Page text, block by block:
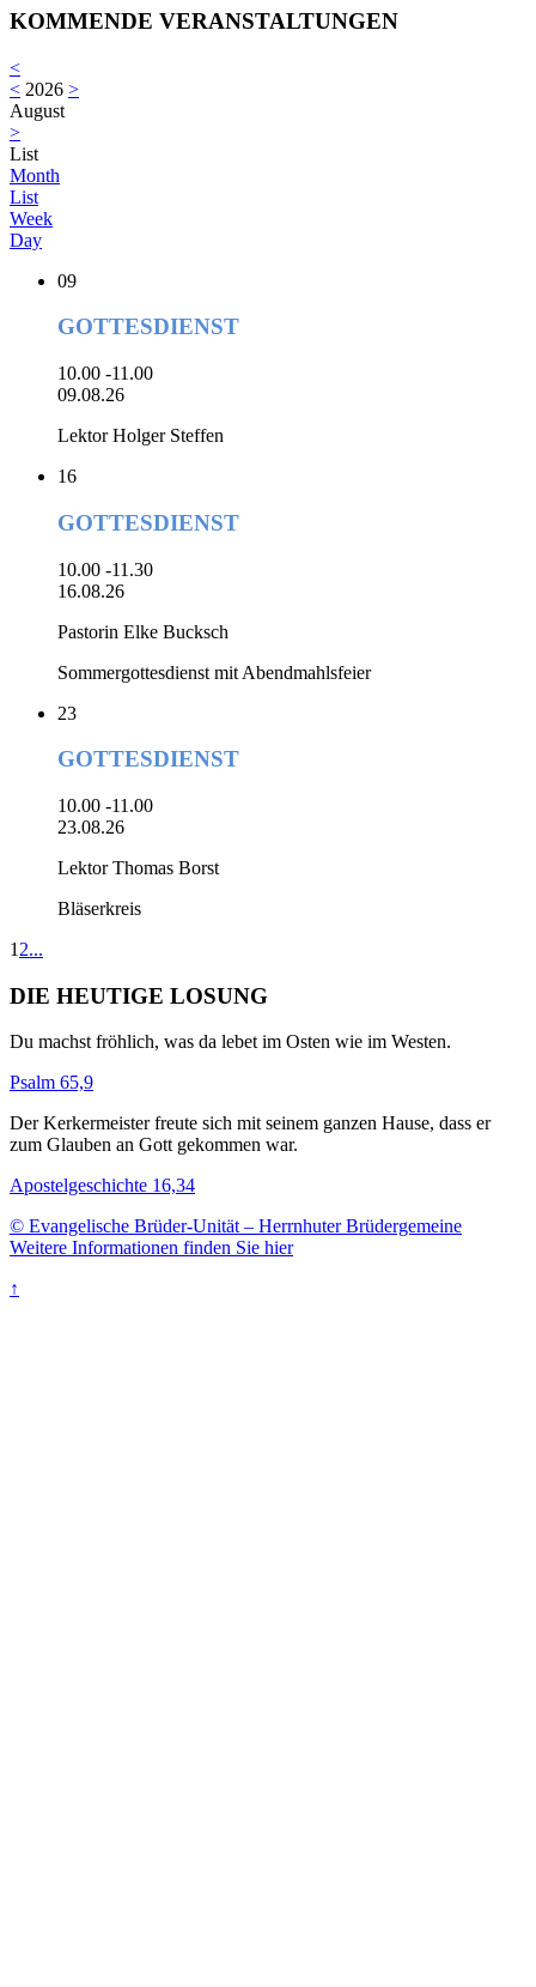
KOMMENDE VERANSTALTUNGEN
<
< 2026 >
August
>
List
Month
List
Week
Day
09
GOTTESDIENST
10.00 -11.00
09.08.26
Lektor Holger Steffen
16
GOTTESDIENST
10.00 -11.30
16.08.26
Pastorin Elke Bucksch
Sommergottesdienst mit Abendmahlsfeier
23
GOTTESDIENST
10.00 -11.00
23.08.26
Lektor Thomas Borst
Bläserkreis
1 2...
DIE HEUTIGE LOSUNG
Du machst fröhlich, was da lebet im Osten wie im Westen.
Psalm 65,9
Der Kerkermeister freute sich mit seinem ganzen Hause, dass er
zum Glauben an Gott gekommen war.
Apostelgeschichte 16,34
© Evangelische Brüder-Unität – Herrnhuter Brüdergemeine
Weitere Informationen finden Sie hier
↑